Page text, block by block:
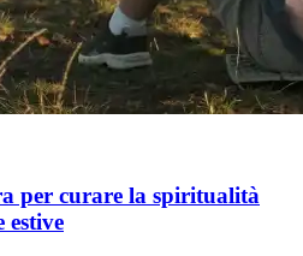
per curare la spiritualità
estive